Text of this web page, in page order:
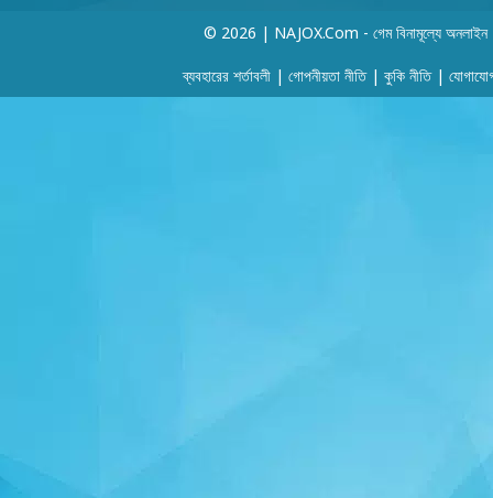
© 2026 | NAJOX.com - গেম বিনামূল্যে অনলাইন
ব্যবহারের শর্তাবলী | গোপনীয়তা নীতি| কুকি নীতি|